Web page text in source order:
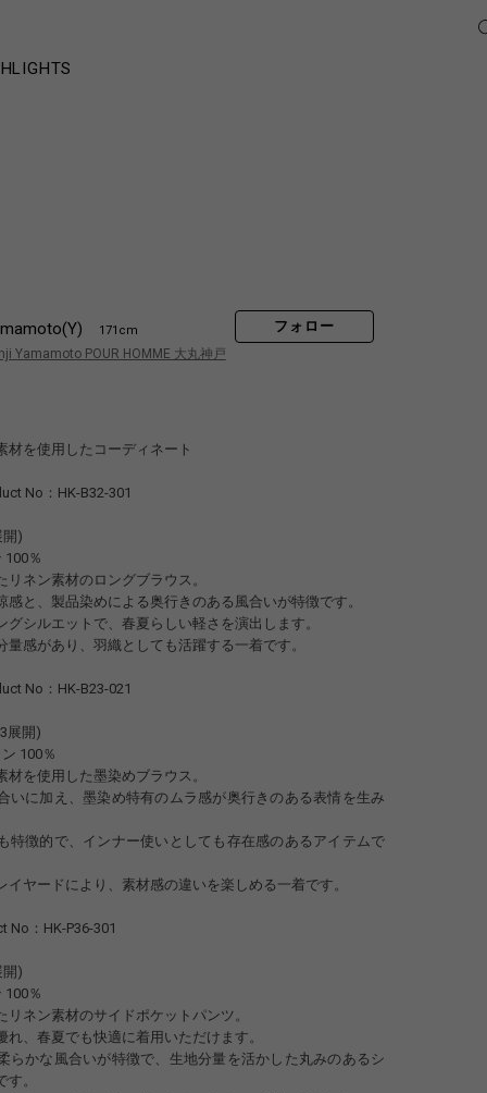
171cm
Yamamoto POUR HOMME 大丸神戸
フォロー
材を使用したコーディネート
No：HK-B32-301
開)
100％
リネン素材のロングブラウス。
感と、製品染めによる奥行きのある風合いが特徴です。
グシルエットで、春夏らしい軽さを演出します。
量感があり、羽織としても活躍する一着です。
No：HK-B23-021
展開)
100％
材を使用した墨染めブラウス。
いに加え、墨染め特有のムラ感が奥行きのある表情を生み
特徴的で、インナー使いとしても存在感のあるアイテムで
イヤードにより、素材感の違いを楽しめる一着です。
No：HK-P36-301
開)
100％
リネン素材のサイドポケットパンツ。
れ、春夏でも快適に着用いただけます。
らかな風合いが特徴で、生地分量を活かした丸みのあるシ
。